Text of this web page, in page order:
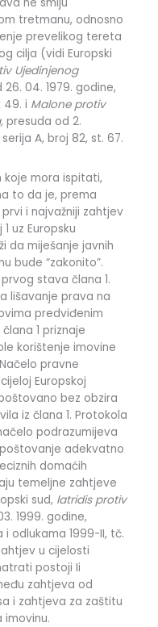
tretmanu, odnosno
prevelikog tereta
cilja (vidi Europski
Ujedinjenog
04. 1979. godine,
49. i Malone protiv
presuda od 2.
A, broj 82, st. 67.
koje mora ispitati,
to da je, prema
i najvažniji zahtjev
uz Europsku
da miješanje javnih
bude “zakonito”.
stava člana 1.
lišavanje prava na
predviđenim
1 priznaje
korištenje imovine
pravne
Europskoj
bez obzira
iz člana 1. Protokola
podrazumijeva
adekvatno
domaćih
temeljne zahtjeve
sud, latridis protiv
1999. godine,
odlukama 1999-II, tč.
u cijelosti
postoji Ii
zahtjeva od
i zahtjeva za zaštitu